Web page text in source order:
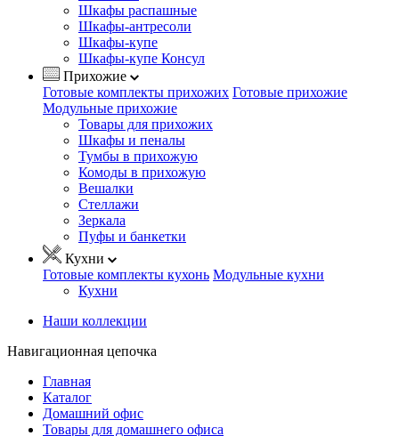
Шкафы распашные
Шкафы-антресоли
Шкафы-купе
Шкафы-купе Консул
Прихожие
Готовые комплекты прихожих Готовые прихожие
Модульные прихожие
Товары для прихожих
Шкафы и пеналы
Тумбы в прихожую
Комоды в прихожую
Вешалки
Стеллажи
Зеркала
Пуфы и банкетки
Кухни
Готовые комплекты кухонь Модульные кухни
Кухни
Наши коллекции
Навигационная цепочка
Главная
Каталог
Домашний офис
Товары для домашнего офиса